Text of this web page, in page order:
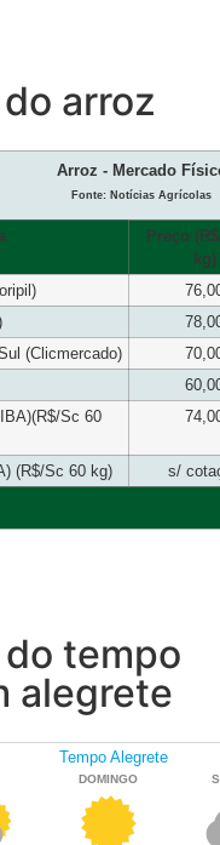
arroz
Arroz - Mercado
Fonte: Notícias Agrícolas
Preço
kg)
(Clicmercado)
Sc 60
(R$/Sc 60 kg) s/
tempo
alegrete